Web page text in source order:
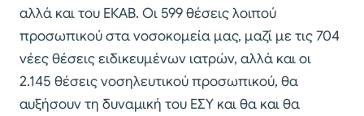
αλλά και του ΕΚΑΒ. Οι 599 θέσεις λοιπού
προσωπικού στα νοσοκομεία μας, μαζί με τις 704
νέες θέσεις ειδικευμένων ιατρών, αλλά και οι
2.145 θέσεις νοσηλευτικού προσωπικού, θα
αυξήσουν τη δυναμική του ΕΣΥ και θα και θα